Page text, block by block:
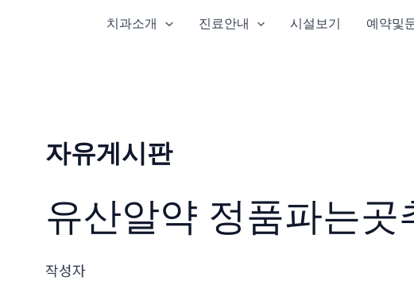
치과소개 진료안내 시설보기 예약및
자유게시판
유산알약 정품파는곳
작성자